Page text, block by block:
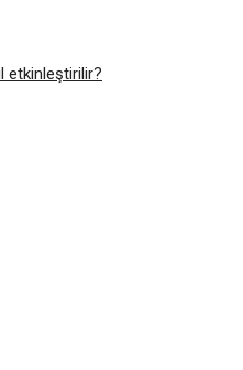
etkinleştirilir?